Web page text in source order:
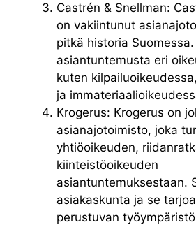
Castrén & Snellman:
on vakiintunut
pitkä historia
asiantuntemusta eri
kuten
ja
Krogerus: Krogerus on
asianajotoimisto, joka
yhtiöoikeuden,
kiinteistöoikeuden
asiantuntemuksestaan.
asiakaskunta ja se
perustuvan